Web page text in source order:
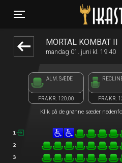
Toggle navigation
Ikast Bio
MORTAL KOMBAT II
mandag 01. juni kl. 19:40
ALM. SÆDE
FRA KR. 120,00 FRA KR.
Klik på de grønne sæder
1step-